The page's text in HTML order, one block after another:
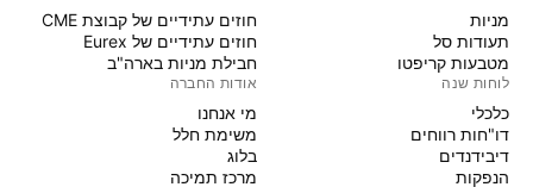
מניות‏
תעודות סל
מטבעות קריפטו
לוחות שנה
כלכלי
דו"חות רווחים
דיבידנדים
הנפקות
חוזים עתידיים של קבוצת CME
חוזים עתידיים של Eurex
חבילת מניות בארה"ב
אודות החברה
מי אנחנו
משימת חלל
בלוג
מרכז תמיכה